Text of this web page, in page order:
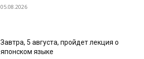
05.08.2026
Завтра, 5 августа, пройдет лекция о
японском языке